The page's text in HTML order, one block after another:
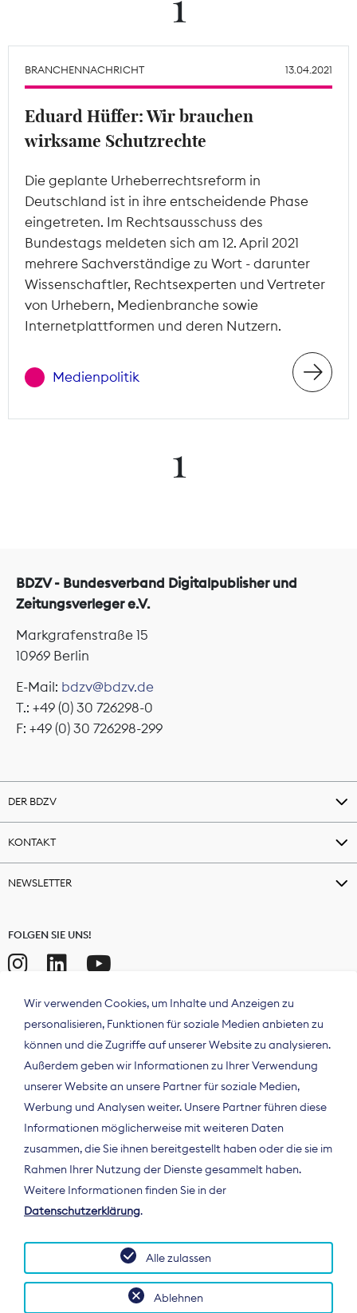
1
BRANCHENNACHRICHT 13.04.2021
Eduard Hüffer: Wir brauchen
wirksame Schutzrechte
Die geplante Urheberrechtsreform in
Deutschland ist in ihre entscheidende Phase
eingetreten. Im Rechtsausschuss des
Bundestags meldeten sich am 12. April 2021
mehrere Sachverständige zu Wort - darunter
Wissenschaftler, Rechtsexperten und Vertreter
von Urhebern, Medienbranche sowie
Internetplattformen und deren Nutzern.
Medienpolitik
1
BDZV - Bundesverband Digitalpublisher und
Zeitungsverleger e.V.
Markgrafenstraße 15
10969 Berlin
E-Mail: bdzv@bdzv.de
T.: +49 (0) 30 726298-0
F: +49 (0) 30 726298-299
DER BDZV
KONTAKT
NEWSLETTER
FOLGEN SIE UNS!
Der Bundesverband Digitalpublisher und
Zeitungsverleger (BDZV) vertritt als
Spitzenorganisation die Interessen der
Deutschland und auf EU-Ebene.
Wir verwenden Cookies, um Inhalte und Anzeigen zu
personalisieren, Funktionen für soziale Medien anbieten zu
können und die Zugriffe auf unserer Website zu analysieren.
Außerdem geben wir Informationen zu Ihrer Verwendung
unserer Website an unsere Partner für soziale Medien,
Werbung und Analysen weiter. Unsere Partner führen diese
Informationen möglicherweise mit weiteren Daten
zusammen, die Sie ihnen bereitgestellt haben oder die sie im
Rahmen Ihrer Nutzung der Dienste gesammelt haben.
Weitere Informationen finden Sie in der
Datenschutzerklärung.
Ablehnen
Alle zulassen